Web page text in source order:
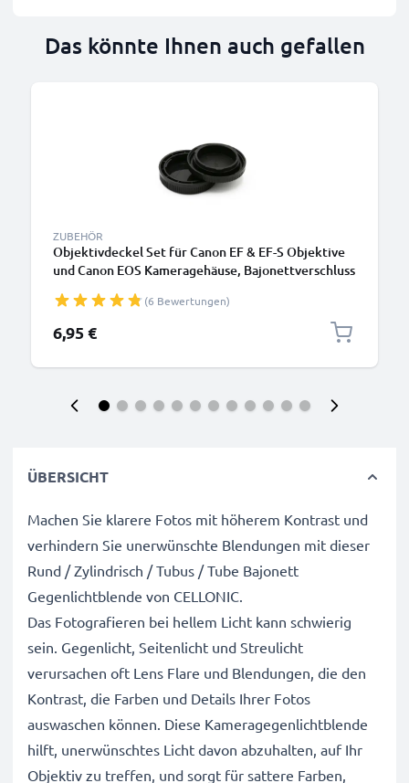
Das könnte Ihnen auch gefallen
ZUBEHÖR
Objektivdeckel Set für Canon EF & EF-S Objektive
und Canon EOS Kameragehäuse, Bajonettverschluss
(6 Bewertungen)
6,95 €
ÜBERSICHT
Machen Sie klarere Fotos mit höherem Kontrast und
verhindern Sie unerwünschte Blendungen mit dieser
Rund / Zylindrisch / Tubus / Tube Bajonett
Gegenlichtblende von CELLONIC.
Das Fotografieren bei hellem Licht kann schwierig
sein. Gegenlicht, Seitenlicht und Streulicht
verursachen oft Lens Flare und Blendungen, die den
Kontrast, die Farben und Details Ihrer Fotos
auswaschen können. Diese Kameragegenlichtblende
hilft, unerwünschtes Licht davon abzuhalten, auf Ihr
Objektiv zu treffen, und sorgt für sattere Farben,